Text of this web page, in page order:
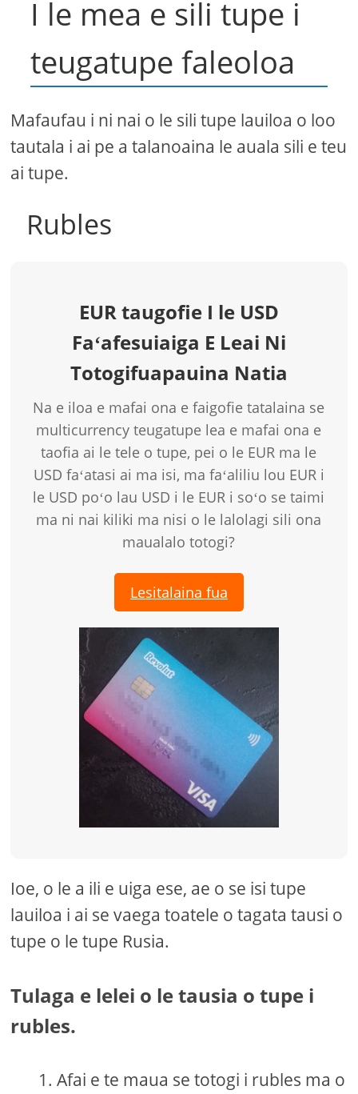
I le mea e sili tupe i
teugatupe faleoloa
Mafaufau i ni nai o le sili tupe lauiloa o loo
tautala i ai pe a talanoaina le auala sili e teu
ai tupe.
Rubles
EUR taugofie I le USD
Faʻafesuiaiga E Leai Ni
Totogifuapauina Natia
Na e iloa e mafai ona e faigofie tatalaina se
multicurrency teugatupe lea e mafai ona e
taofia ai le tele o tupe, pei o le EUR ma le
USD faʻatasi ai ma isi, ma faʻaliliu lou EUR i
le USD poʻo lau USD i le EUR i soʻo se taimi
ma ni nai kiliki ma nisi o le lalolagi sili ona
maualalo totogi?
Lesitalaina fua
Ioe, o le a ili e uiga ese, ae o se isi tupe
lauiloa i ai se vaega toatele o tagata tausi o
tupe o le tupe Rusia.
Tulaga e lelei o le tausia o tupe i
rubles.
Afai e te maua se totogi i rubles ma o